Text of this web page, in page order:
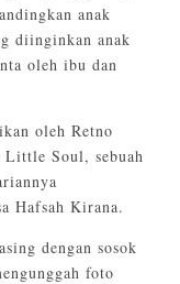
anak
diinginkan anak
oleh ibu dan
oleh Retno
Little Soul, sebuah
Hafsah Kirana.
dengan sosok
foto